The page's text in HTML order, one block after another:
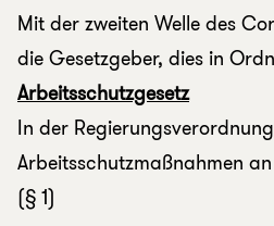
Mit der zweiten Welle des
die Gesetzgeber, dies in
Arbeitsschutzgesetz
In der
Arbeitsschutzmaßnahmen
(§ 1)